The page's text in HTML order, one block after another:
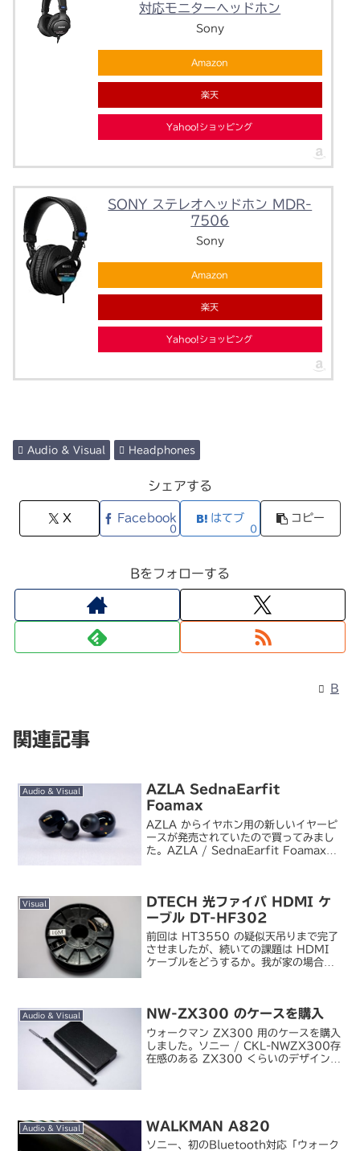
対応モニターヘッドホン
Sony
Amazon
楽天
Yahoo!ショッピング
SONY ステレオヘッドホン MDR-
7506
Sony
Amazon
楽天
Yahoo!ショッピング
Audio & Visual Headphones
シェアする
X Facebook
0
はてブ
0
コピー
Bをフォローする
B
関連記事
Audio & Visual
AZLA SednaEarfit
Foamax
AZLA からイヤホン用の新しいイヤーピ
ースが発売されていたので買ってみまし
た。AZLA / SednaEarfit Foamax
Visual
DTECH 光ファイバ HDMI ケ
ーブル DT-HF302
前回は HT3550 の疑似天吊りまで完了
させましたが、続いての課題は HDMI
ケーブルをどうするか。我が家の場合、
まで使って...
Audio & Visual NW-ZX300 のケースを購入
ウォークマン ZX300 用のケースを購入
しました。ソニー / CKL-NWZX300存
在感のある ZX300 くらいのデザインに
Audio & Visual WALKMAN A820
ソニー、初のBluetooth対応「ウォーク